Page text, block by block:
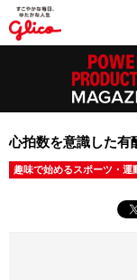
心拍数を意識した有
趣味で始めるスポーツ・運